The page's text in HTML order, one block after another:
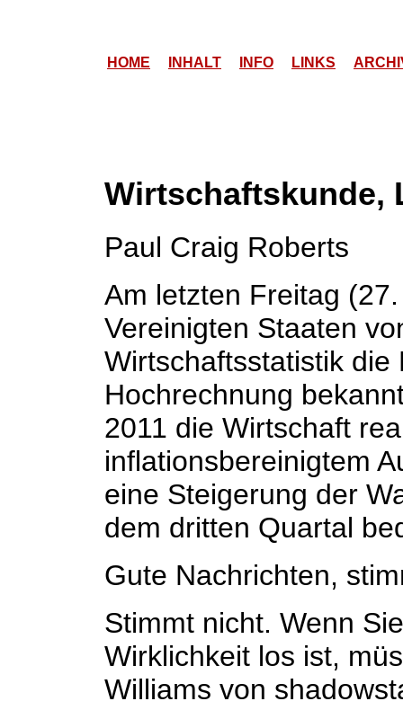
HOME INHALT INFO LINKS
Wirtschaftskunde,
Paul Craig Roberts
Am letzten Freitag
Vereinigten Staaten
Wirtschaftsstatistik die
Hochrechnung
2011 die Wirtschaft
inflationsbereinigtem
eine Steigerung der
dem dritten Quartal
Gute Nachrichten,
Stimmt nicht. Wenn
Wirklichkeit los ist,
Williams von